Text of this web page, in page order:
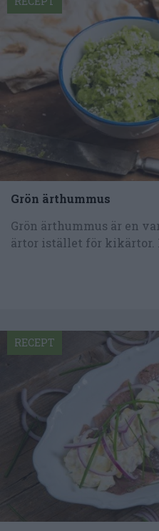
Grön ärthummus
Grön ärthummus är en
ärtor istället för kikärtor.
RECEPT